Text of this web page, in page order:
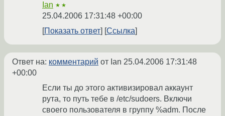
Ian ★★
25.04.2006 17:31:48 +00:00
Показать ответ
Ссылка
Ответ на: комментарий от Ian 25.04.2006 17:31:48
+00:00
Если ты до этого активизировал аккаунт
рута, то путь тебе в /etc/sudoers. Включи
своего пользователя в группу %adm. После